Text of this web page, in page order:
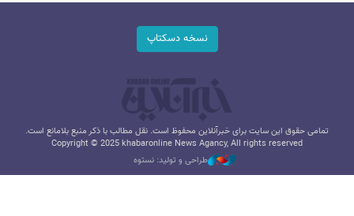
نسخه دسکتاپ
تمامی حقوق این سایت برای خبرآنلاین محفوظ است. نقل مطالب با ذکر منبع بلامانع است.
Copyright © 2025 khabaronline News Agancy, All rights reserved
طراحی و تولید: نستوه